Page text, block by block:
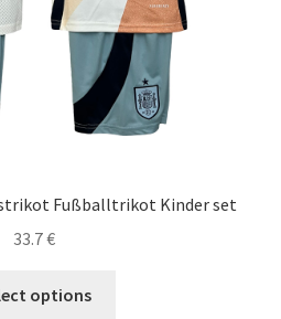
Fußballtrikot Kinder set
33.7€
options